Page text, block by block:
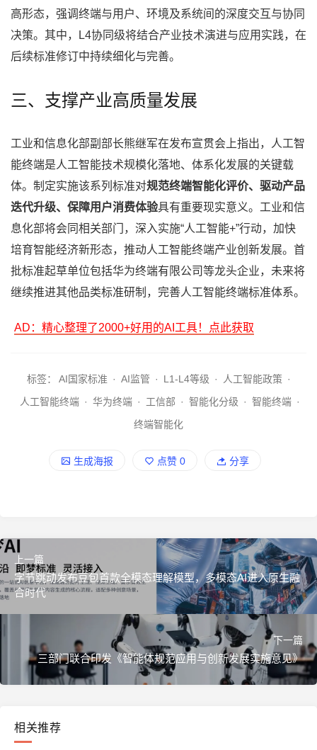
高形态，强调终端与用户、环境及系统间的深度交互与协同
决策。其中，L4协同级将结合产业技术演进与应用实践，在
后续标准修订中持续细化与完善。
三、支撑产业高质量发展
工业和信息化部副部长熊继军在发布宣贯会上指出，人工智
能终端是人工智能技术规模化落地、体系化发展的关键载
体。制定实施该系列标准对规范终端智能化评价、驱动产品
迭代升级、保障用户消费体验具有重要现实意义。工业和信
息化部将会同相关部门，深入实施“人工智能+”行动，加快
培育智能经济新形态，推动人工智能终端产业创新发展。首
批标准起草单位包括华为终端有限公司等龙头企业，未来将
继续推进其他品类标准研制，完善人工智能终端标准体系。
AD：精心整理了2000+好用的AI工具！点此获取
标签： AI国家标准 · AI监管 · L1-L4等级 · 人工智能政策 ·
人工智能终端 · 华为终端 · 工信部 · 智能化分级 · 智能终端 ·
终端智能化
生成海报 点赞 0 分享
上一篇
字节跳动发布豆包首款全模态理解模型，多模态AI进入原生融
合时代
下一篇
三部门联合印发《智能体规范应用与创新发展实施意见》
相关推荐